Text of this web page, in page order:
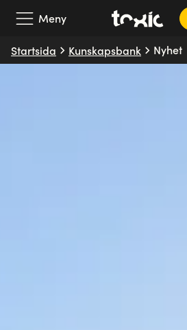
Vårt erbjudande
Meny
Startsida Kunskapsbank Nyhet